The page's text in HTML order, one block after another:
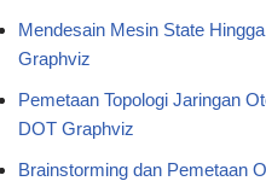
Mendesain Mesin State
Graphviz
Pemetaan Topologi Jaringan
DOT Graphviz
Brainstorming dan Pemetaan